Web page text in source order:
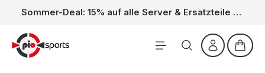
Zum Hauptinhalt springen Sommer-Deal: 15% auf alle Server & Ersatzteile – Kein Code nötig, der Rabatt wird automatisch im Warenkorb abgezogen. Gültig vom 01.06. bis 31.08.